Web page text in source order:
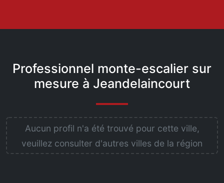
Professionnel monte-escalier sur
mesure à Jeandelaincourt
Aucun profil n'a été trouvé pour cette ville,
veuillez consulter d'autres villes de la région